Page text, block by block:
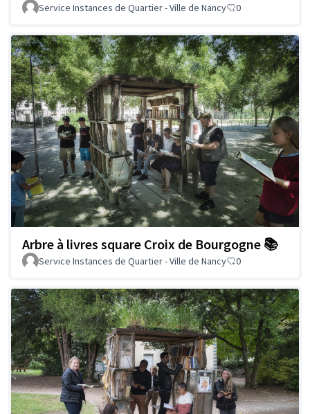
Service Instances de Quartier - Ville de Nancy 0
Arbre à livres square Croix de Bourgogne 📚
Service Instances de Quartier - Ville de Nancy 0